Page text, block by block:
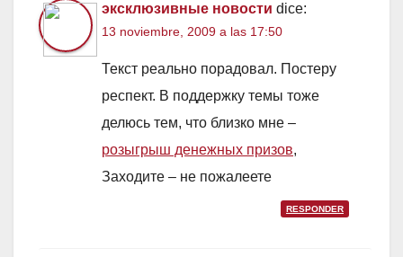
эксклюзивные новости dice:
13 noviembre, 2009 a las 17:50
Текст реально порадовал. Постеру
респект. В поддержку темы тоже
делюсь тем, что близко мне –
розыгрыш денежных призов,
Заходите – не пожалеете
RESPONDER